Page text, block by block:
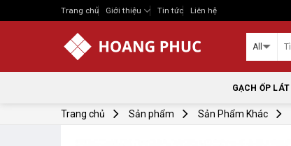
to
Trang chủ Giới thiệu Tin tức Liên hệ
GẠCH ỐP LÁT
Trang chủ Sản phẩm Sản Phẩm Khác